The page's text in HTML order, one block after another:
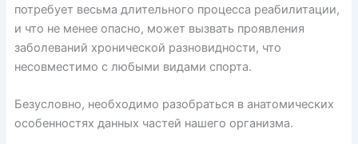
потребует весьма длительного процесса реабилитации,
и что не менее опасно, может вызвать проявления
заболеваний хронической разновидности, что
несовместимо с любыми видами спорта.
Безусловно, необходимо разобраться в анатомических
особенностях данных частей нашего организма.